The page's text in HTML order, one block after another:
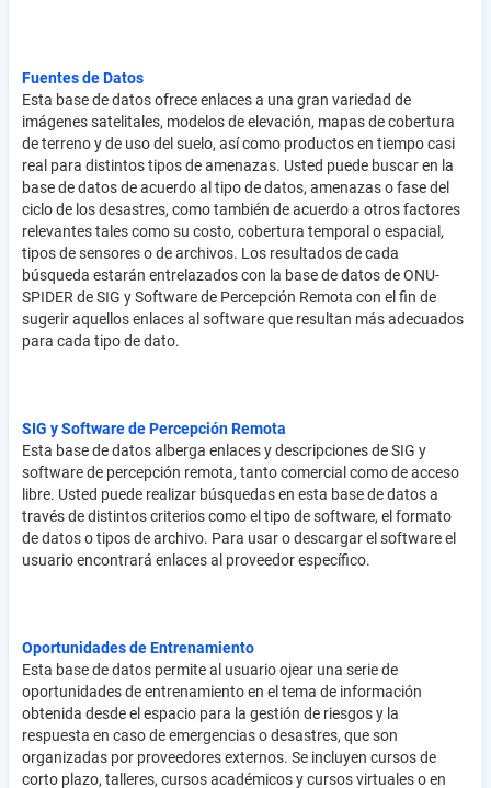
Fuentes de Datos
Esta base de datos ofrece enlaces a una gran variedad de
imágenes satelitales, modelos de elevación, mapas de cobertura
de terreno y de uso del suelo, así como productos en tiempo casi
real para distintos tipos de amenazas. Usted puede buscar en la
base de datos de acuerdo al tipo de datos, amenazas o fase del
ciclo de los desastres, como también de acuerdo a otros factores
relevantes tales como su costo, cobertura temporal o espacial,
tipos de sensores o de archivos. Los resultados de cada
búsqueda estarán entrelazados con la base de datos de ONU-
SPIDER de SIG y Software de Percepción Remota con el fin de
sugerir aquellos enlaces al software que resultan más adecuados
para cada tipo de dato.
SIG y Software de Percepción Remota
Esta base de datos alberga enlaces y descripciones de SIG y
software de percepción remota, tanto comercial como de acceso
libre. Usted puede realizar búsquedas en esta base de datos a
través de distintos criterios como el tipo de software, el formato
de datos o tipos de archivo. Para usar o descargar el software el
usuario encontrará enlaces al proveedor específico.
Oportunidades de Entrenamiento
Esta base de datos permite al usuario ojear una serie de
oportunidades de entrenamiento en el tema de información
obtenida desde el espacio para la gestión de riesgos y la
respuesta en caso de emergencias o desastres, que son
organizadas por proveedores externos. Se incluyen cursos de
corto plazo, talleres, cursos académicos y cursos virtuales o en